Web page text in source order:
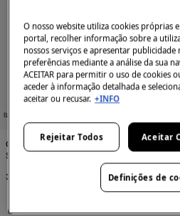
BAREFOOT
Conguitos
38,90 €
O nosso website utiliza cookies próprias
portal, recolher informação sobre a
nossos serviços e apresentar publicidade
preferências mediante a análise da sua
ACEITAR para permitir o uso de cookies
aceder à informação detalhada e
aceitar ou recusar. +INFO
Rejeitar Todos Aceitar
Definições de